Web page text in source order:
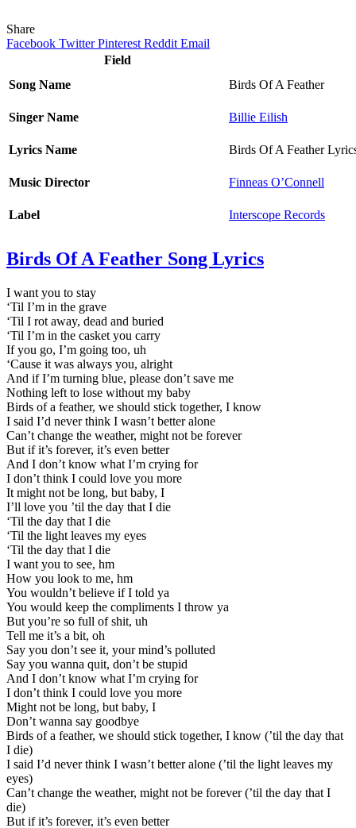
Share
Facebook Twitter Pinterest Reddit Email
Field
Song Name
Birds Of A Feather
Singer Name Billie Eilish
Lyrics Name Birds Of A Feather
Music Director Finneas O’Connell
Label Interscope Records
Birds Of A Feather Song Lyrics
I want you to stay
‘Til I’m in the grave
‘Til I rot away, dead and buried
‘Til I’m in the casket you carry
If you go, I’m going too, uh
‘Cause it was always you, alright
And if I’m turning blue, please don’t save me
Nothing left to lose without my baby
Birds of a feather, we should stick together, I know
I said I’d never think I wasn’t better alone
Can’t change the weather, might not be forever
But if it’s forever, it’s even better
And I don’t know what I’m crying for
I don’t think I could love you more
It might not be long, but baby, I
I’ll love you ’til the day that I die
‘Til the day that I die
‘Til the light leaves my eyes
‘Til the day that I die
I want you to see, hm
How you look to me, hm
You wouldn’t believe if I told ya
You would keep the compliments I throw ya
But you’re so full of shit, uh
Tell me it’s a bit, oh
Say you don’t see it, your mind’s polluted
Say you wanna quit, don’t be stupid
And I don’t know what I’m crying for
I don’t think I could love you more
Might not be long, but baby, I
Don’t wanna say goodbye
Birds of a feather, we should stick together, I know (’til the day that
I die)
I said I’d never think I wasn’t better alone (’til the light leaves my
eyes)
Can’t change the weather, might not be forever (’til the day that I
die)
But if it’s forever, it’s even better